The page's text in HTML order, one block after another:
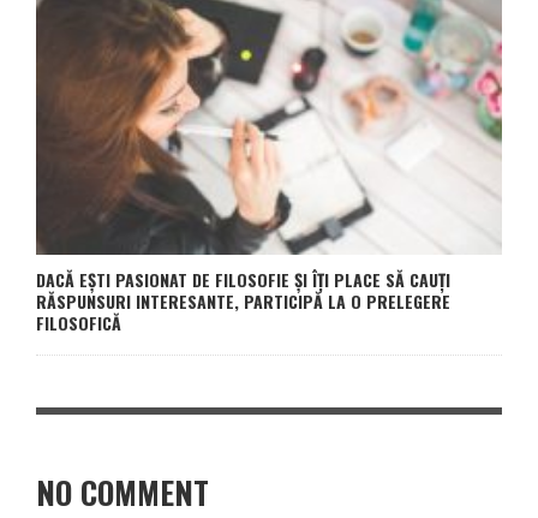
DACĂ EȘTI PASIONAT DE FILOSOFIE ȘI ÎȚI PLACE SĂ CAUȚI
RĂSPUNSURI INTERESANTE, PARTICIPĂ LA O PRELEGERE
FILOSOFICĂ
NO COMMENT